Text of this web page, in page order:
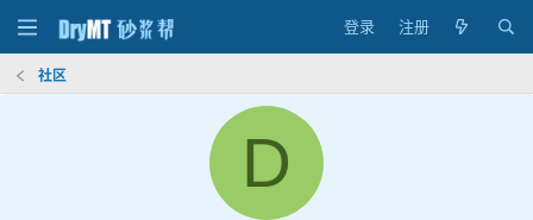
登录 注册
社区
D